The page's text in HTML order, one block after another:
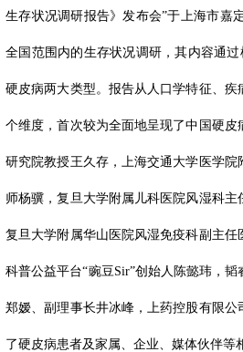
生存状况调研报告》发布会”于上海市嘉
全国范围内的生存状况调研，其内容通
硬皮病两大类型。报告从人口学特征、
个维度，首次较为全面地呈现了中国硬
研究院教授王久存，上海交通大学医学
师杨骥，复旦大学附属儿科医院风湿科
复旦大学附属华山医院风湿免疫科副主
科普公益平台“豌豆Sir”创始人陈懿玮，
郑嫒、副理事长井冰峰，上药控股有限
了硬皮病患者及家属、企业、媒体伙伴等